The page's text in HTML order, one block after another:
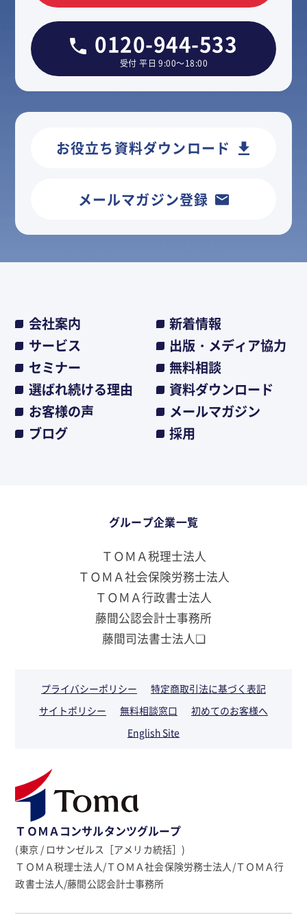
0120-944-533
受付 平日 9:00～18:00
お役立ち資料ダウンロード
メールマガジン登録
会社案内
新着情報
サービス
出版・メディア協力
セミナー
無料相談
選ばれ続ける理由
資料ダウンロード
お客様の声
メールマガジン
ブログ
採用
グループ企業一覧
ＴＯＭＡ税理士法人
ＴＯＭＡ社会保険労務士法人
ＴＯＭＡ行政書士法人
藤間公認会計士事務所
藤間司法書士法人❏
プライバシーポリシー
特定商取引法に基づく表記
サイトポリシー
無料相談窓口
初めてのお客様へ
English Site
ＴＯＭＡコンサルタンツグループ
(東京 / ロサンゼルス［アメリカ統括］)
ＴＯＭＡ税理士法人/ＴＯＭＡ社会保険労務士法人/ＴＯＭＡ行
政書士法人/藤間公認会計士事務所